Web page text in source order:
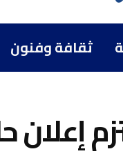
ثقافة وفنون